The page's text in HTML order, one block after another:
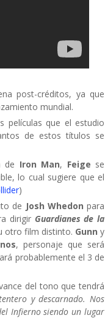
post-créditos, ya que
mundial.
películas que el estudio
de estos títulos se
de Iron Man, Feige se
lo cual sugiere que el
)
de Josh Whedon para
dirigir Guardianes de la
otro film distinto. Gunny
, personaje que será
probablemente el 3 de
del tono que tendrá
y descarnado. Nos
Infierno siendo un lugar